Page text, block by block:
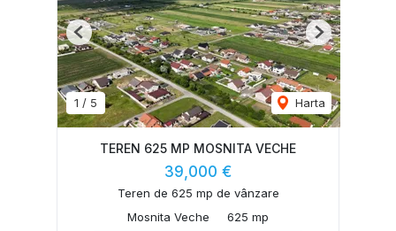
1 / 5 Harta
Previous Next
TEREN 625 MP MOSNITA VECHE
39,000 €
Teren de 625 mp de vânzare
Mosnita Veche
625 mp